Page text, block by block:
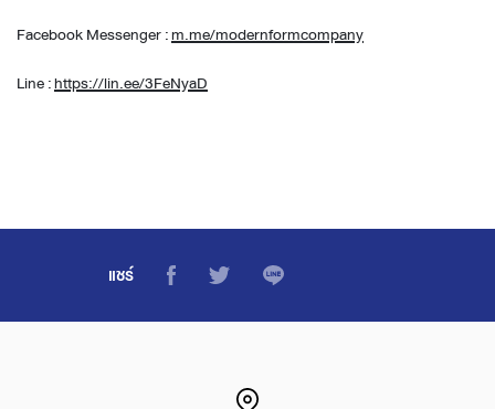
Facebook Messenger :m.me/modernformcompany
Line :https://lin.ee/3FeNyaD
แชร์